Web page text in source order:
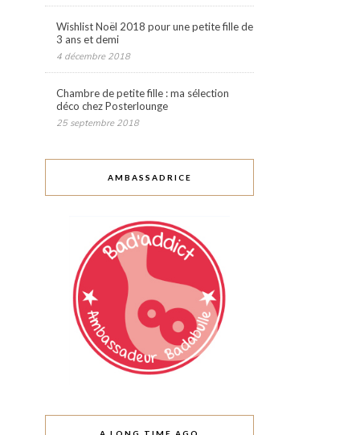
Wishlist Noël 2018 pour une petite fille de
3 ans et demi
4 décembre 2018
Chambre de petite fille : ma sélection
déco chez Posterlounge
25 septembre 2018
AMBASSADRICE